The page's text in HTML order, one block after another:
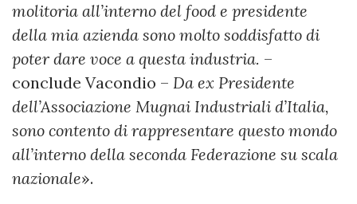
molitoria all’interno del food e presidente
della mia azienda sono molto soddisfatto di
poter dare voce a questa industria. –
conclude Vacondio – Da ex Presidente
dell’Associazione Mugnai Industriali d’Italia,
sono contento di rappresentare questo mondo
all’interno della seconda Federazione su scala
nazionale».